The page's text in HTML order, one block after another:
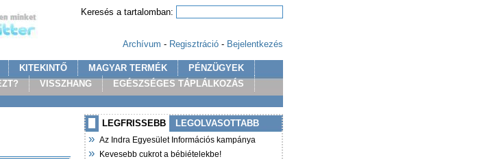
Keresés a tartalomban:
Archívum - Regisztráció - Bejelentkezés
KITEKINTŐ MAGYAR TERMÉK
PÉNZÜGYEK
VISSZHANG
EGÉSZSÉGES TÁPLÁLKOZÁS
LEGFRISSEBB LEGOLVASOTTABB
» Az Indra Egyesület Információs kampánya
» Kevesebb cukrot a bébiételekbe!